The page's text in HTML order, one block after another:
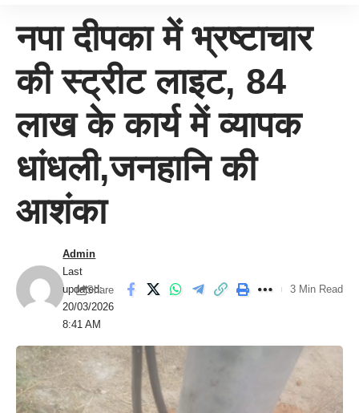
नपा दीपका में भ्रष्टाचार
की स्ट्रीट लाइट, 84
लाख के कार्य में व्यापक
धांधली,जनहानि की
आशंका
Last
updated:
20/03/2026
8:41 AM
Admin
Share 3 Min Read